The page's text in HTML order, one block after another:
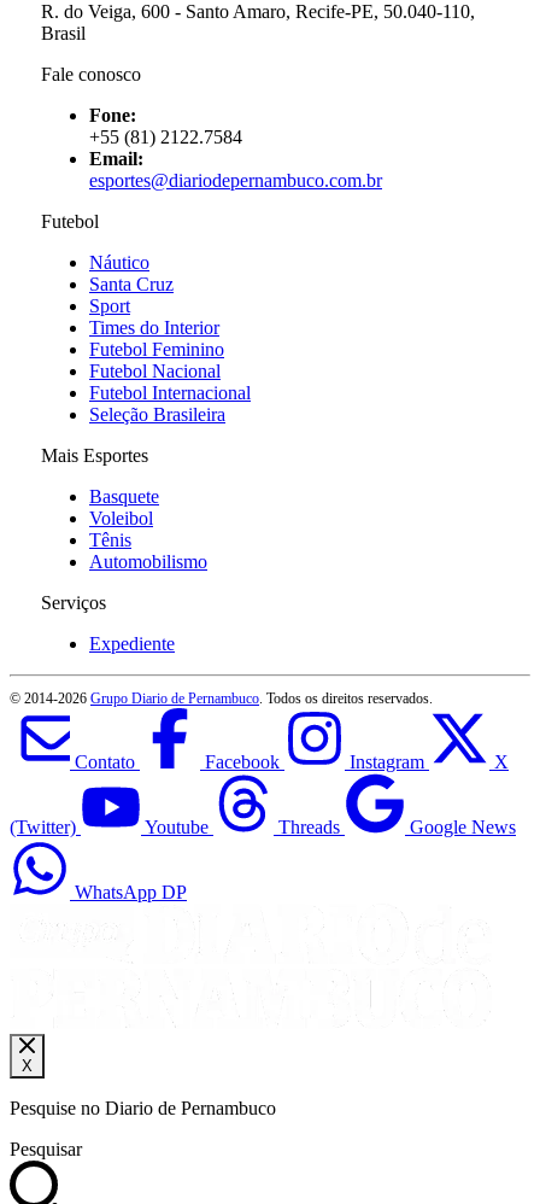
R. do Veiga, 600 - Santo Amaro, Recife-PE, 50.040-110,
Brasil
Fale conosco
Fone:
+55 (81) 2122.7584
Email:
esportes@diariodepernambuco.com.br
Futebol
Náutico
Santa Cruz
Sport
Times do Interior
Futebol Feminino
Futebol Nacional
Futebol Internacional
Seleção Brasileira
Mais Esportes
Basquete
Voleibol
Tênis
Automobilismo
Serviços
Expediente
© 2014-2026 Grupo Diario de Pernambuco. Todos os direitos reservados.
Contato Facebook Instagram X
(Twitter) Youtube Threads Google News
WhatsApp DP
X
Pesquise no Diario de Pernambuco
Pesquisar